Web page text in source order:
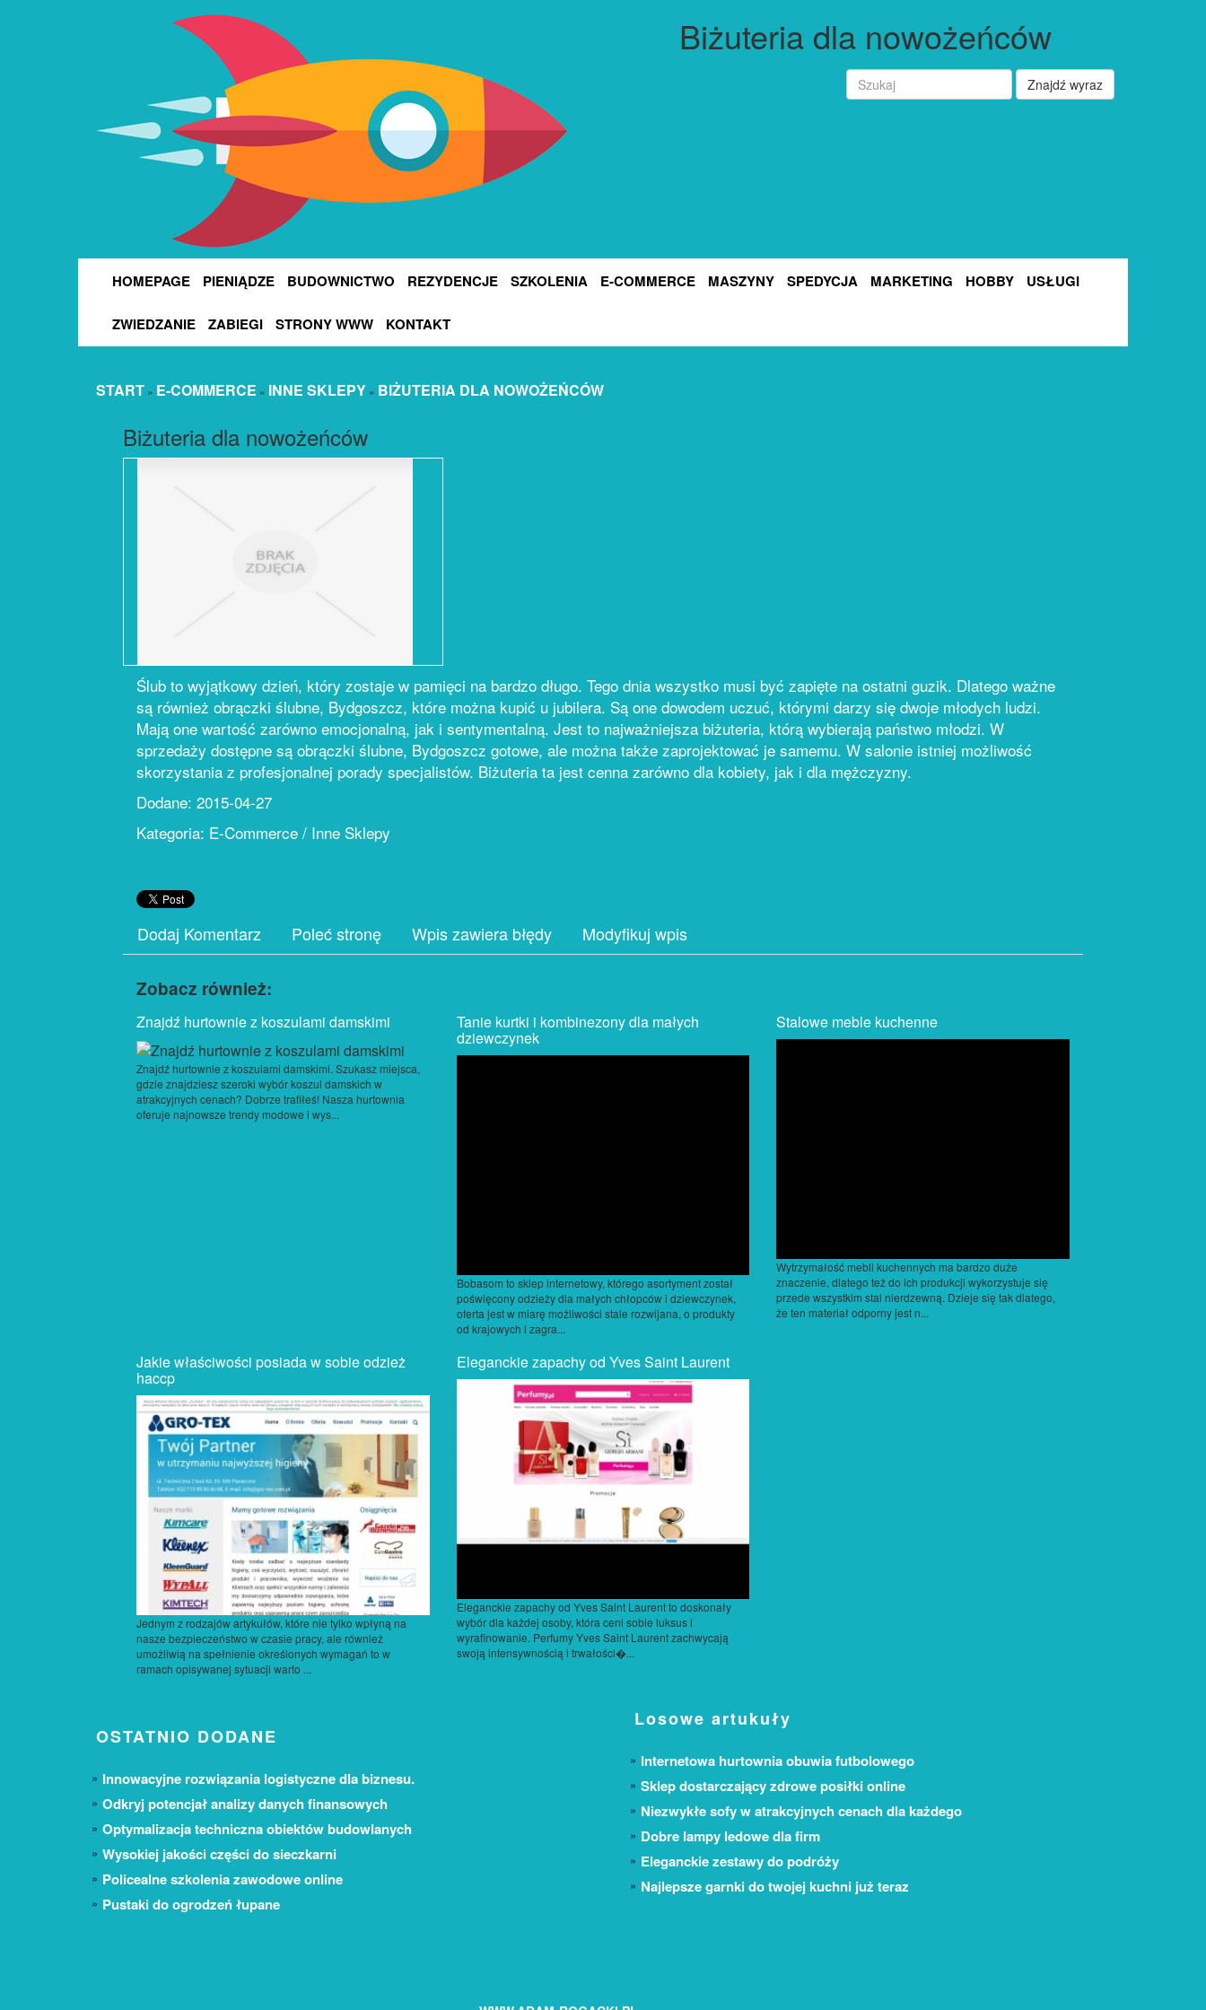
Biżuteria dla nowożeńców
Znajdź wyraz
HOMEPAGE PIENIĄDZE BUDOWNICTWO REZYDENCJE SZKOLENIA E-COMMERCE MASZYNY SPEDYCJA MARKETING HOBBY USŁUGI
ZWIEDZANIE ZABIEGI STRONY WWW KONTAKT
START » E-COMMERCE » INNE SKLEPY » BIŻUTERIA DLA NOWOŻEŃCÓW
Biżuteria dla nowożeńców
Ślub to wyjątkowy dzień, który zostaje w pamięci na bardzo długo. Tego dnia wszystko musi być zapięte na ostatni guzik. Dlatego ważne
są również obrączki ślubne, Bydgoszcz, które można kupić u jubilera. Są one dowodem uczuć, którymi darzy się dwoje młodych ludzi.
Mają one wartość zarówno emocjonalną, jak i sentymentalną. Jest to najważniejsza biżuteria, którą wybierają państwo młodzi. W
sprzedaży dostępne są obrączki ślubne, Bydgoszcz gotowe, ale można także zaprojektować je samemu. W salonie istniej możliwość
skorzystania z profesjonalnej porady specjalistów. Biżuteria ta jest cenna zarówno dla kobiety, jak i dla mężczyzny.
Dodane: 2015-04-27
Kategoria: E-Commerce / Inne Sklepy
Dodaj Komentarz Poleć stronę Wpis zawiera błędy Modyfikuj wpis
Zobacz również:
Znajdź hurtownie z koszulami damskimi
Znajdź hurtownie z koszulami damskimi. Szukasz miejsca,
gdzie znajdziesz szeroki wybór koszul damskich w
atrakcyjnych cenach? Dobrze trafiłeś! Nasza hurtownia
oferuje najnowsze trendy modowe i wys...
Tanie kurtki i kombinezony dla małych
dziewczynek
Bobasom to sklep internetowy, którego asortyment został
poświęcony odzieży dla małych chłopców i dziewczynek,
oferta jest w miarę możliwości stale rozwijana, o produkty
od krajowych i zagra...
Stalowe meble kuchenne
Wytrzymałość mebli kuchennych ma bardzo duże
znaczenie, dlatego też do ich produkcji wykorzystuje się
przede wszystkim stal nierdzewną. Dzieje się tak dlatego,
że ten materiał odporny jest n...
Jakie właściwości posiada w sobie odzież
haccp
Jednym z rodzajów artykułów, które nie tylko wpłyną na
nasze bezpieczeństwo w czasie pracy, ale również
umożliwią na spełnienie określonych wymagań to w
ramach opisywanej sytuacji warto ...
Eleganckie zapachy od Yves Saint Laurent
Eleganckie zapachy od Yves Saint Laurent to doskonały
wybór dla każdej osoby, która ceni sobie luksus i
wyrafinowanie. Perfumy Yves Saint Laurent zachwycają
swoją intensywnością i trwałości�...
OSTATNIO DODANE
Innowacyjne rozwiązania logistyczne dla biznesu.
Odkryj potencjał analizy danych finansowych
Optymalizacja techniczna obiektów budowlanych
Wysokiej jakości części do sieczkarni
Policealne szkolenia zawodowe online
Pustaki do ogrodzeń łupane
Losowe artukuły
Internetowa hurtownia obuwia futbolowego
Sklep dostarczający zdrowe posiłki online
Niezwykłe sofy w atrakcyjnych cenach dla każdego
Dobre lampy ledowe dla firm
Eleganckie zestawy do podróży
Najlepsze garnki do twojej kuchni już teraz